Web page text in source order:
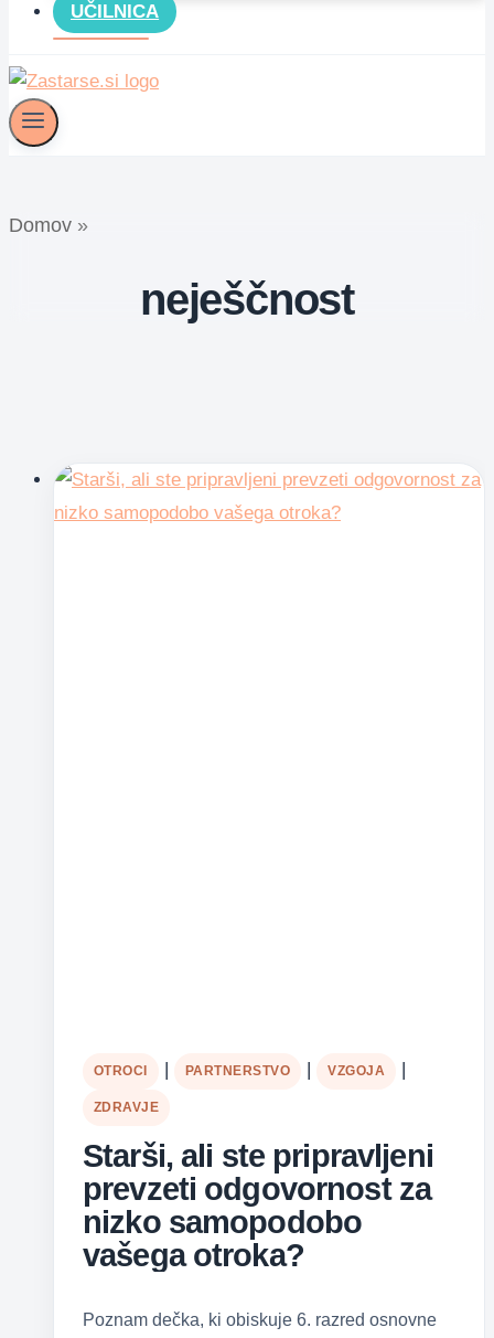
UČILNICA
Domov »
neješčnost
OTROCI PARTNERSTVO VZGOJA
ZDRAVJE
Starši, ali ste pripravljeni
prevzeti odgovornost za
nizko samopodobo
vašega otroka?
Poznam dečka, ki obiskuje 6. razred osnovne